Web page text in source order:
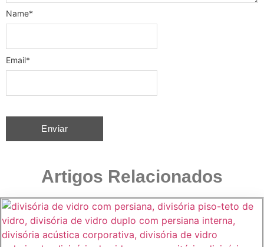
Name*
Email*
Artigos Relacionados